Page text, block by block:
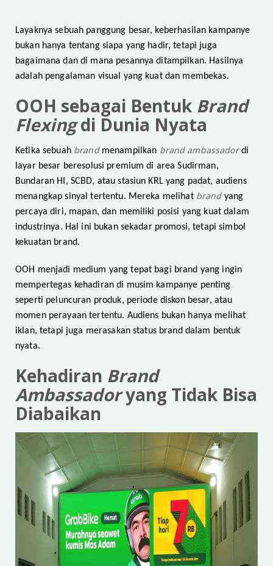
Layaknya sebuah panggung besar, keberhasilan kampanye
bukan hanya tentang siapa yang hadir, tetapi juga
bagaimana dan di mana pesannya ditampilkan. Hasilnya
adalah pengalaman visual yang kuat dan membekas.
OOH sebagai Bentuk Brand
Flexingdi Dunia Nyata
Ketika sebuah brand menampilkan brand ambassadordi
layar besar beresolusi premium di area Sudirman,
Bundaran HI, SCBD, atau stasiun KRL yang padat, audiens
menangkap sinyal tertentu. Mereka melihat brand yang
percaya diri, mapan, dan memiliki posisi yang kuat dalam
industrinya. Hal ini bukan sekadar promosi, tetapi simbol
kekuatan brand.
OOH menjadi medium yang tepat bagi brand yang ingin
mempertegas kehadiran di musim kampanye penting
seperti peluncuran produk, periode diskon besar, atau
momen perayaan tertentu. Audiens bukan hanya melihat
iklan, tetapi juga merasakan status brand dalam bentuk
nyata.
Kehadiran Brand
Ambassadoryang Tidak Bisa
Diabaikan